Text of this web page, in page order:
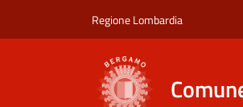
Regione Lombardia